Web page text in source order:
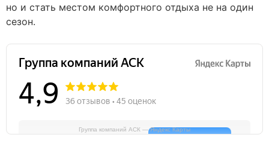
но и стать местом комфортного отдыха не на один
сезон.
Группа компаний АСК — Яндекс Карты